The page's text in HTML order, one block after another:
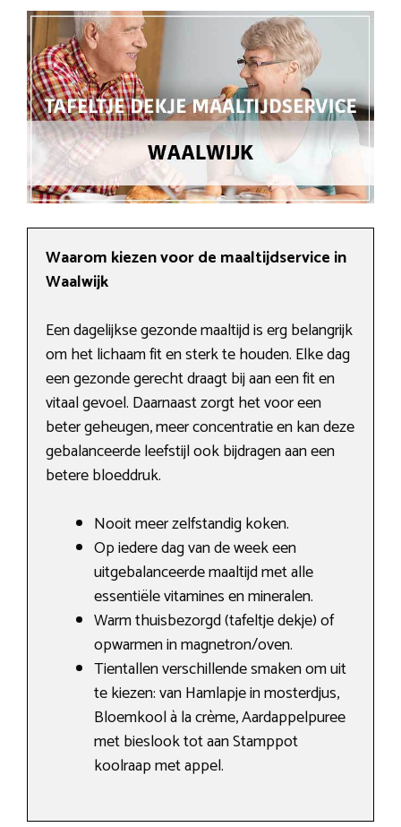
Waarom kiezen voor de maaltijdservice in
Waalwijk
Een dagelijkse gezonde maaltijd is erg belangrijk
om het lichaam fit en sterk te houden. Elke dag
een gezonde gerecht draagt bij aan een fit en
vitaal gevoel. Daarnaast zorgt het voor een
beter geheugen, meer concentratie en kan deze
gebalanceerde leefstijl ook bijdragen aan een
betere bloeddruk.
Nooit meer zelfstandig koken.
Op iedere dag van de week een
uitgebalanceerde maaltijd met alle
essentiële vitamines en mineralen.
Warm thuisbezorgd (tafeltje dekje) of
opwarmen in magnetron/oven.
Tientallen verschillende smaken om uit
te kiezen: van Hamlapje in mosterdjus,
Bloemkool à la crème, Aardappelpuree
met bieslook tot aan Stamppot
koolraap met appel.